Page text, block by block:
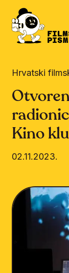
Hrvatski
Kino
02.11.2023.